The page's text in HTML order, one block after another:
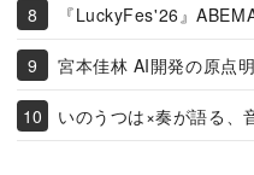
『LuckyFes'26』
宮本佳林 AI開発の原点
いのうつは×奏が語る、